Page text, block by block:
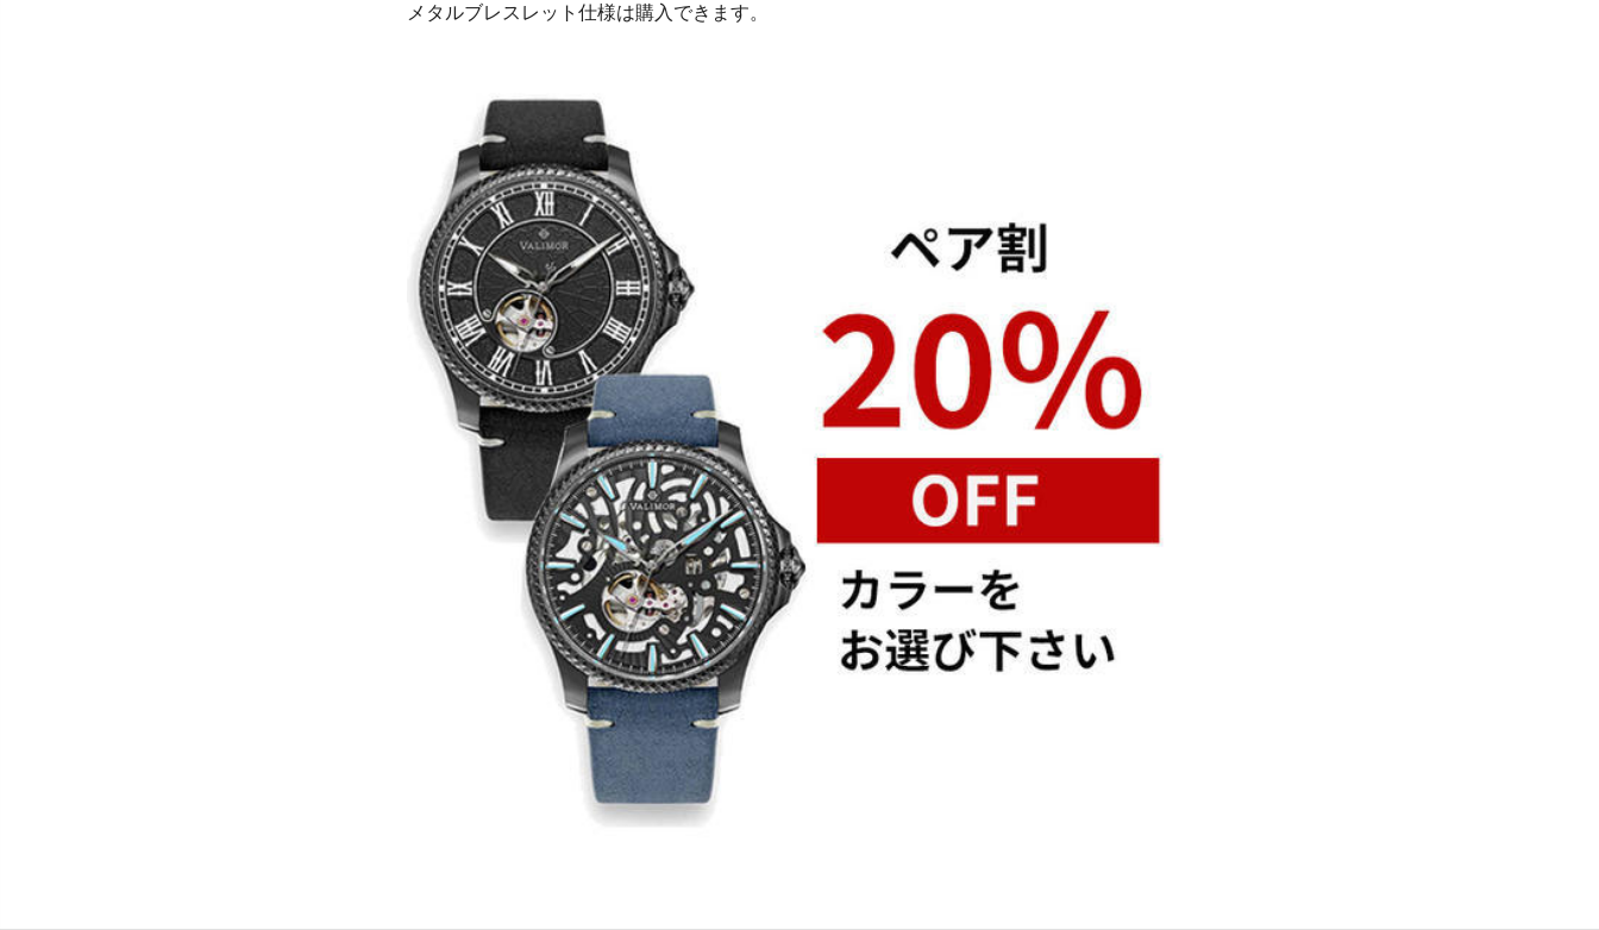
メタルブレスレット仕様は購入できます。